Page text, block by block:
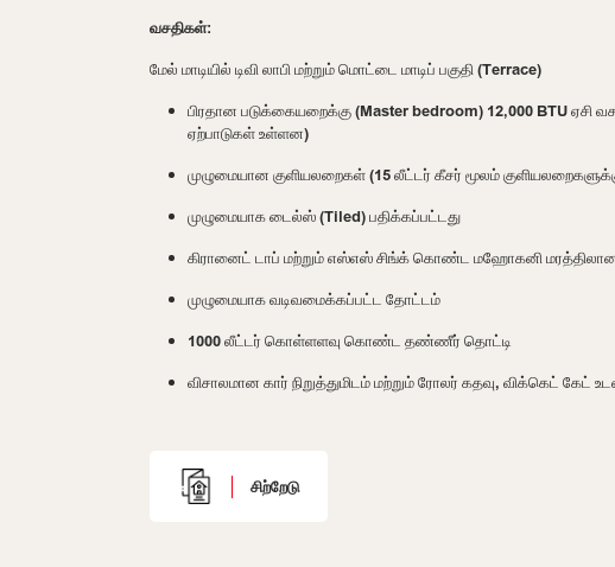
வசதிகள்:
மேல் மாடியில் டிவி லாபி மற்றும் மொட்டை மாடிப் பகுதி (Terrace)
பிரதான படுக்கையறைக்கு (Master bedroom) 12,000 BTU ஏசி
ஏற்பாடுகள் உள்ளன)
முழுமையான குளியலறைகள் (15 லீட்டர் கீசர் மூலம்
முழுமையாக டைல்ஸ் (Tiled) பதிக்கப்பட்டது
கிரானைட் டாப் மற்றும் எஸ்எஸ் சிங்க் கொண்ட மஹோகனி
முழுமையாக வடிவமைக்கப்பட்ட தோட்டம்
1000 லீட்டர் கொள்ளளவு கொண்ட தண்ணீர் தொட்டி
விசாலமான கார் நிறுத்துமிடம் மற்றும் ரோலர் கதவு, விக்கெட் கேட்
சிற்றேடு